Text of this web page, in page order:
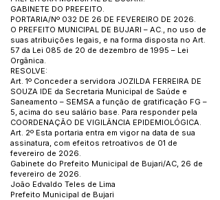
GABINETE DO PREFEITO.
PORTARIA/Nº 032 DE 26 DE FEVEREIRO DE 2026.
O PREFEITO MUNICIPAL DE BUJARI – AC., no uso de
suas atribuições legais, e na forma disposta no Art.
57 da Lei 085 de 20 de dezembro de 1995 – Lei
Orgânica.
RESOLVE:
Art. 1º Conceder a servidora JOZILDA FERREIRA DE
SOUZA IDE da Secretaria Municipal de Saúde e
Saneamento – SEMSA a função de gratificação FG –
5, acima do seu salário base. Para responder pela
COORDENAÇÃO DE VIGILÂNCIA EPIDEMIOLÓGICA.
Art. 2º Esta portaria entra em vigor na data de sua
assinatura, com efeitos retroativos de 01 de
fevereiro de 2026.
Gabinete do Prefeito Municipal de Bujari/AC, 26 de
fevereiro de 2026.
João Edvaldo Teles de Lima
Prefeito Municipal de Bujari